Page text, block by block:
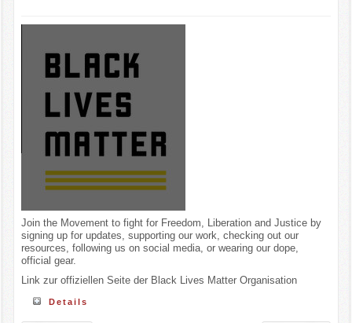
Join the Movement to fight for Freedom, Liberation and Justice by
signing up for updates, supporting our work, checking out our
resources, following us on social media, or wearing our dope,
official gear.
Link zur offiziellen Seite der Black Lives Matter Organisation
Details